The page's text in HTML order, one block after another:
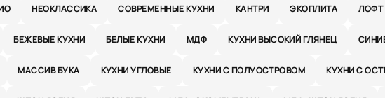
НЕОКЛАССИКА СОВРЕМЕННЫЕ КУХНИ КАНТРИ ЭКОПЛИТА ЛОФТ
БЕЖЕВЫЕ КУХНИ БЕЛЫЕ КУХНИ МДФ КУХНИ ВЫСОКИЙ ГЛЯНЕЦ
МАССИВ БУКА КУХНИ УГЛОВЫЕ КУХНИ С ПОЛУОСТРОВОМ КУХНИ С